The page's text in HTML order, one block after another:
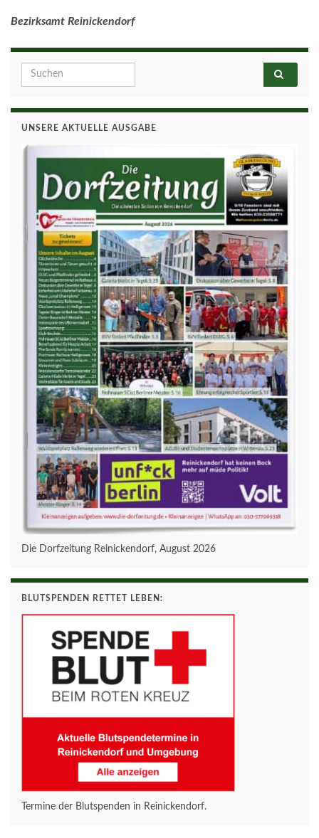
Bezirksamt Reinickendorf
Search for:
UNSERE AKTUELLE AUSGABE
Die Dorfzeitung Reinickendorf, August 2026
BLUTSPENDEN RETTET LEBEN:
Termine der Blutspenden in Reinickendorf.